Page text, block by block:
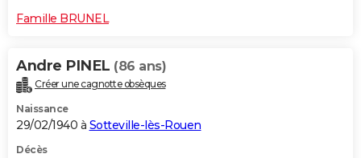
Famille BRUNEL
Andre PINEL (86 ans)
Créer une cagnotte obsèques
Naissance
29/02/1940 à Sotteville-lès-Rouen
Décès